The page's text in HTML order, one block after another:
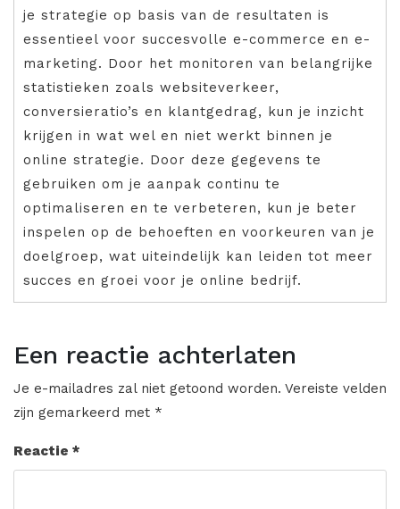
je strategie op basis van de resultaten is
essentieel voor succesvolle e-commerce en e-
marketing. Door het monitoren van belangrijke
statistieken zoals websiteverkeer,
conversieratio’s en klantgedrag, kun je inzicht
krijgen in wat wel en niet werkt binnen je
online strategie. Door deze gegevens te
gebruiken om je aanpak continu te
optimaliseren en te verbeteren, kun je beter
inspelen op de behoeften en voorkeuren van je
doelgroep, wat uiteindelijk kan leiden tot meer
succes en groei voor je online bedrijf.
Een reactie achterlaten
Je e-mailadres zal niet getoond worden. Vereiste velden
zijn gemarkeerd met *
Reactie *